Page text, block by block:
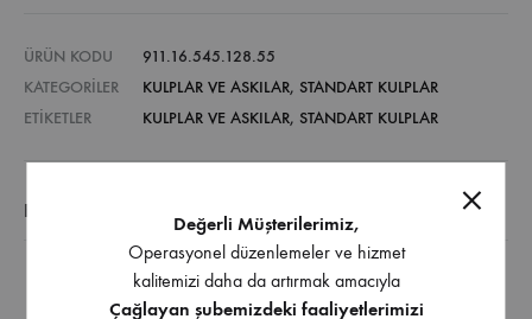
ÜRÜN KODU
911.16.545.128.55
KATEGORILER
KULPLAR VE ASKILAR, STANDART KULPLAR
ETIKETLER
KULPLAR VE ASKILAR, STANDART KULPLAR
EK BILGI
Diğer Ölçü ve Renk Seçenekleri İçin Bizimle İletişime
Değerli Müşterilerimiz,
Operasyonel düzenlemeler ve hizmet
kalitemizi daha da artırmak amacıyla
Çağlayan şubemizdeki faaliyetlerimizi